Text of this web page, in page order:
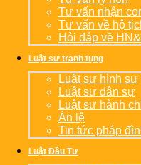
Tư vấn nhận
Tư vấn về hộ
Hỏi đáp về
Luật sư tranh tụng
Luật sư hình sự
Luật sư dân sự
Luật sư hành
Án lệ
Tin tức pháp
Luật Đầu Tư